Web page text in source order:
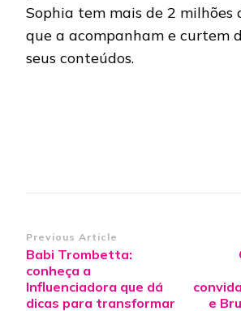
Sophia tem mais de 2 milhões
que a acompanham e curtem
seus conteúdos.
Post
Navigation
Previous Article
Babi Trombetta:
conheça a
Influenciadora que dá
dicas para transformar
e